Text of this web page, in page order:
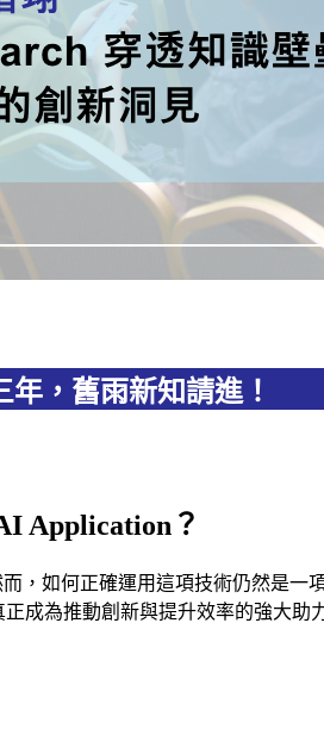
，舊雨新知請進！
Application？
，如何正確運用這項技術仍然是
成為推動創新與提升效率的強大